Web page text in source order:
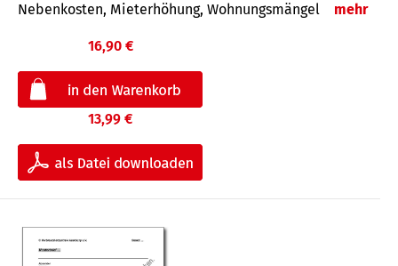
Nebenkosten, Mieterhöhung, Wohnungsmängel mehr
16,90 €
13,99 €